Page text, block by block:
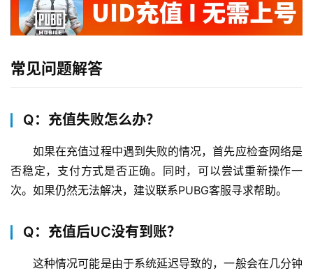
常见问题解答
Q：充值失败怎么办？
如果在充值过程中遇到失败的情况，首先应检查网络是
否稳定，支付方式是否正确。同时，可以尝试重新操作一
次。如果仍然无法解决，建议联系PUBG客服寻求帮助。
Q：充值后UC没有到账？
这种情况可能是由于系统延迟导致的，一般会在几分钟